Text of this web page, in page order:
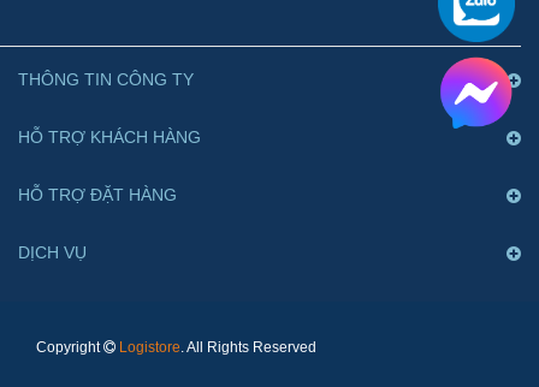
THÔNG TIN CÔNG TY
HỖ TRỢ KHÁCH HÀNG
HỖ TRỢ ĐẶT HÀNG
DỊCH VỤ
Copyright Logistore. All Rights Reserved